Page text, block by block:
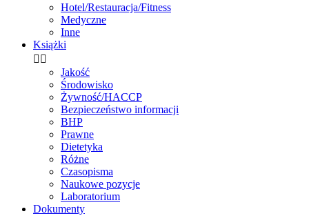
Hotel/Restauracja/Fitness
Medyczne
Inne
Książki
 
Jakość
Środowisko
Żywność/HACCP
Bezpieczeństwo informacji
BHP
Prawne
Dietetyka
Różne
Czasopisma
Naukowe pozycje
Laboratorium
Dokumenty